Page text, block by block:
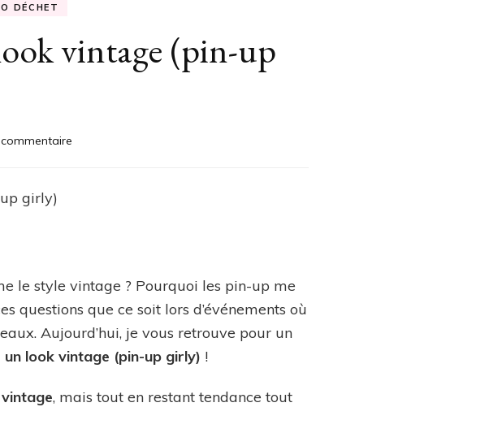
DÉCHET
vintage (pin-up
sur
up
girly)
le style vintage ? Pourquoi les pin-up me
questions que ce soit lors d’événements où
Aujourd’hui, je vous retrouve pour un
look vintage (pin-up girly) !
, mais tout en restant tendance tout